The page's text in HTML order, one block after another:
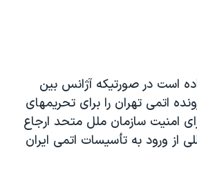
است در صورتيکه آژانس بین
اتمی تهران را برای تحریمهای
امنیت سازمان ملل متحد ارجاع
از ورود به تأسیسات اتمی ایران